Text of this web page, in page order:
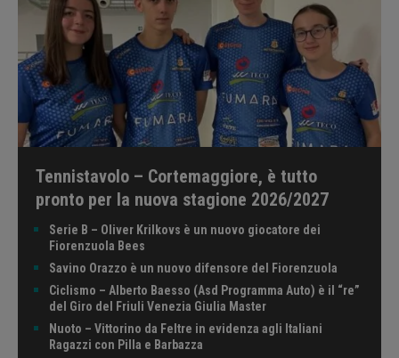
Tennistavolo – Cortemaggiore, è tutto
pronto per la nuova stagione 2026/2027
Serie B – Oliver Krilkovs è un nuovo giocatore dei
Fiorenzuola Bees
Savino Orazzo è un nuovo difensore del Fiorenzuola
Ciclismo – Alberto Baesso (Asd Programma Auto) è il “re”
del Giro del Friuli Venezia Giulia Master
Nuoto – Vittorino da Feltre in evidenza agli Italiani
Ragazzi con Pilla e Barbazza